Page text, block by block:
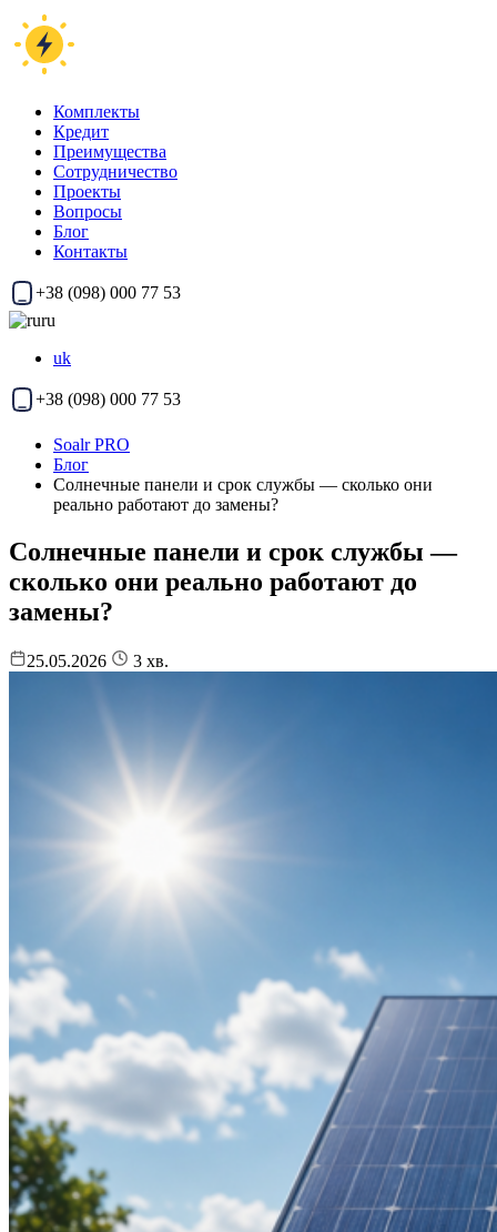
Комплекты
Кредит
Преимущества
Сотрудничество
Проекты
Вопросы
Блог
Контакты
+38 (098) 000 77 53
ru
uk
+38 (098) 000 77 53
Soalr PRO
Блог
Солнечные панели и срок службы — сколько они
реально работают до замены?
Солнечные панели и срок службы —
сколько они реально работают до
замены?
25.05.2026 3 хв.